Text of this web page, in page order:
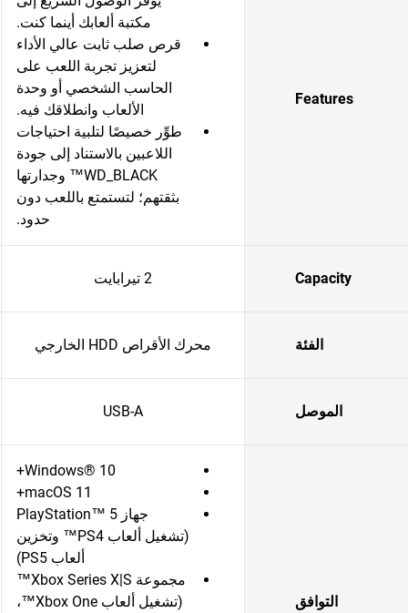
Features
مكتبة ألعابك أينما كنت.
قرص صلب ثابت عالي الأداء
لتعزيز تجربة اللعب على
الحاسب الشخصي أو وحدة
الألعاب وانطلاقك فيه.
طوِّر خصيصًا لتلبية احتياجات
اللاعبين بالاستناد إلى جودة
WD_BLACK™ وجدارتها
بثقتهم؛ لتستمتع باللعب دون
حدود.
Capacity 2 تيرابايت
الفئة محرك الأقراص HDD الخارجي
الموصل USB-A
التوافق
Windows® 10+
macOS 11+
جهاز PlayStation™ 5
(تشغيل ألعاب PS4™ وتخزين
ألعاب PS5)
مجموعة Xbox Series X|S™
(تشغيل ألعاب Xbox One™،